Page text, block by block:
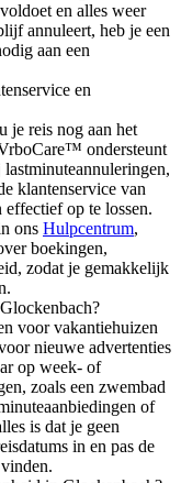
en alles weer
annuleert, heb je een
aan een
en
je reis nog aan het
ondersteunt
klantenservice van
op te lossen.
ons Hulpcentrum,
boekingen,
zodat je gemakkelijk
voor vakantiehuizen
nieuwe advertenties
op week- of
zoals een zwembad
of
is dat je geen
in en pas de